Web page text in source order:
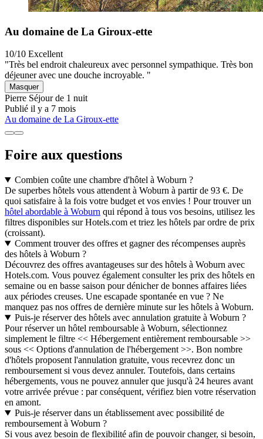
Au domaine de La Giroux-ette
10/10 Excellent
"Très bel endroit chaleureux avec personnel sympathique. Très bon
déjeuner avec une douche incroyable. "
Masquer
Pierre Séjour de 1 nuit
Publié il y a 7 mois
Au domaine de La Giroux-ette
Foire aux questions
Combien coûte une chambre d'hôtel à Woburn ?
De superbes hôtels vous attendent à Woburn à partir de 93 €. De
quoi satisfaire à la fois votre budget et vos envies ! Pour trouver un
hôtel abordable à Woburn qui répond à tous vos besoins, utilisez les
filtres disponibles sur Hotels.com et triez les hôtels par ordre de prix
(croissant).
Comment trouver des offres et gagner des récompenses auprès
des hôtels à Woburn ?
Découvrez des offres avantageuses sur des hôtels à Woburn avec
Hotels.com. Vous pouvez également consulter les prix des hôtels en
semaine ou en basse saison pour dénicher de bonnes affaires liées
aux périodes creuses. Une escapade spontanée en vue ? Ne
manquez pas nos offres de dernière minute sur les hôtels à Woburn.
Puis-je réserver des hôtels avec annulation gratuite à Woburn ?
Pour réserver un hôtel remboursable à Woburn, sélectionnez
simplement le filtre << Hébergement entièrement remboursable >>
sous << Options d'annulation de l'hébergement >>. Bon nombre
d'hôtels proposent l'annulation gratuite, vous recevrez donc un
remboursement si vous devez annuler. Toutefois, dans certains
hébergements, vous ne pouvez annuler que jusqu'à 24 heures avant
votre arrivée prévue : par conséquent, vérifiez bien votre réservation
en amont.
Puis-je réserver dans un établissement avec possibilité de
remboursement à Woburn ?
Si vous avez besoin de flexibilité afin de pouvoir changer, si besoin,